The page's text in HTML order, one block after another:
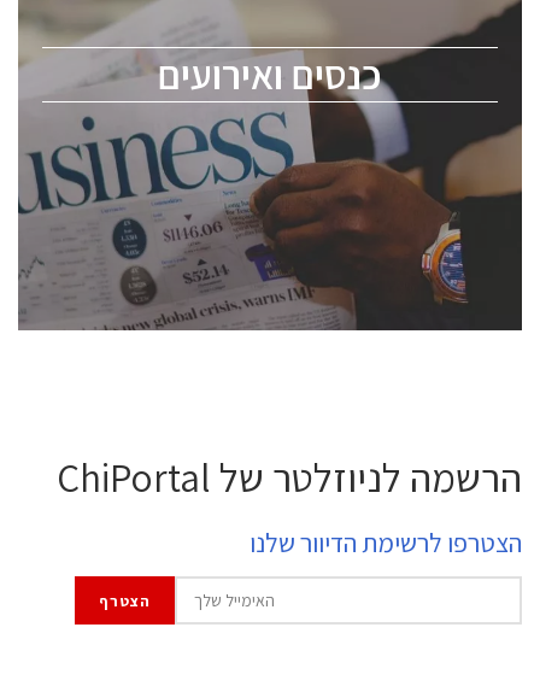
כנסים ואירועים
ChipEx2026 will be held on May 12-13, 2026. The
conference is intended for everyone involved in the
semiconductor industry, including engineers,
professional experts, and senior executives.
לחץ לפרטים
הרשמה לניוזלטר של ChiPortal
הצטרפו לרשימת הדיוור שלנו